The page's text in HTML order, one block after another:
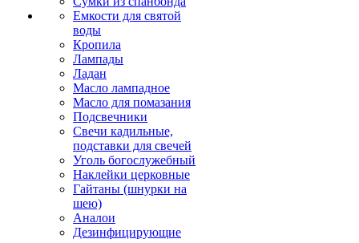
Емкости для святой
воды
Кропила
Лампады
Ладан
Масло лампадное
Масло для помазания
Подсвечники
Свечи кадильные,
подставки для свечей
Уголь богослужебный
Наклейки церковные
Гайтаны (шнурки на
шею)
Аналои
Дезинфицирующие